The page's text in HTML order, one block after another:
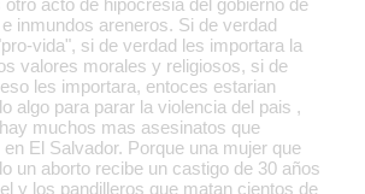
inmundos areneros. Si de verdad
vida", si de verdad les importara la
valores morales y religiosos, si de
les importara, entoces estarian
algo para parar la violencia del pais ,
muchos mas asesinatos que
en El Salvador. Porque una mujer que
un aborto recibe un castigo de 30 años
y los pandilleros que matan cientos de